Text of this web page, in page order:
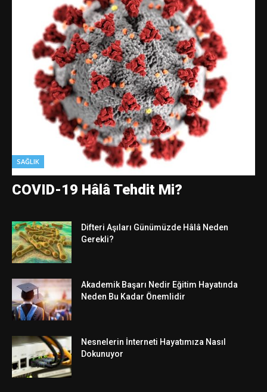
SAĞLIK
COVID-19 Hâlâ Tehdit Mi?
Difteri Aşıları Günümüzde Hâlâ Neden
Gerekli?
Akademik Başarı Nedir Eğitim Hayatında
Neden Bu Kadar Önemlidir
Nesnelerin İnterneti Hayatımıza Nasıl
Dokunuyor